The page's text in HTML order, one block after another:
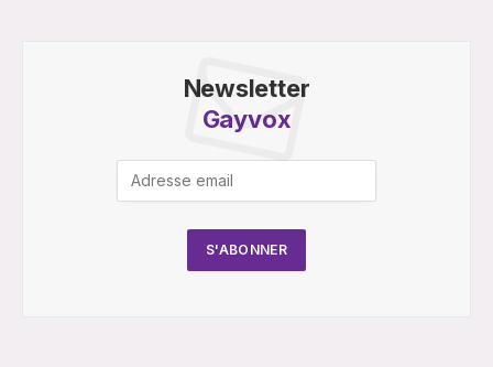
Newsletter
Gayvox